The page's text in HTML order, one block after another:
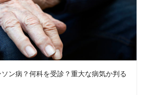
ン病？何科を受診？重大な病気か判る